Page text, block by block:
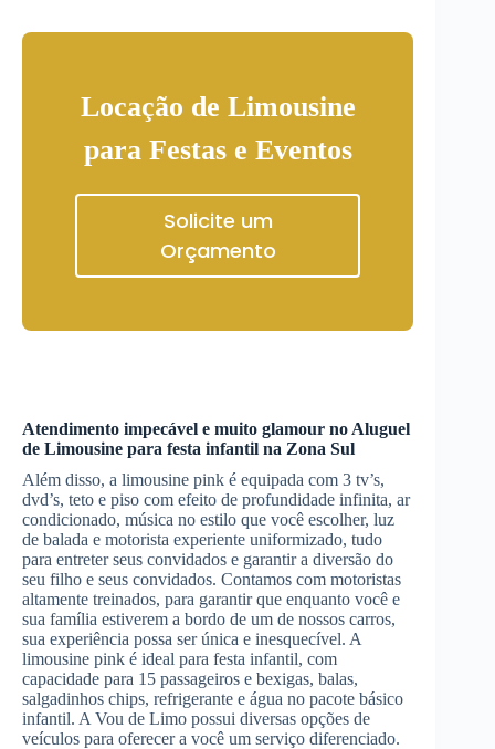
Locação de Limousine
para Festas e Eventos
Solicite um
Orçamento
Atendimento impecável e muito glamour no Aluguel
de Limousine para festa infantil na Zona Sul
Além disso, a limousine pink é equipada com 3 tv’s,
dvd’s, teto e piso com efeito de profundidade infinita, ar
condicionado, música no estilo que você escolher, luz
de balada e motorista experiente uniformizado, tudo
para entreter seus convidados e garantir a diversão do
seu filho e seus convidados. Contamos com motoristas
altamente treinados, para garantir que enquanto você e
sua família estiverem a bordo de um de nossos carros,
sua experiência possa ser única e inesquecível. A
limousine pink é ideal para festa infantil, com
capacidade para 15 passageiros e bexigas, balas,
salgadinhos chips, refrigerante e água no pacote básico
infantil. A Vou de Limo possui diversas opções de
veículos para oferecer a você um serviço diferenciado.